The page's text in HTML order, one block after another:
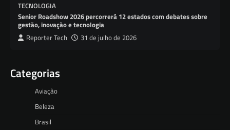
TECNOLOGIA
Senior Roadshow 2026 percorrerá 12 estados com debates sobre
gestão, inovação e tecnologia
Reporter Tech 31 de julho de 2026
Categorias
Aviação
Beleza
Brasil